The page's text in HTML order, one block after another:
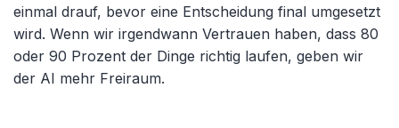
einmal drauf, bevor eine Entscheidung final umgesetzt
wird. Wenn wir irgendwann Vertrauen haben, dass 80
oder 90 Prozent der Dinge richtig laufen, geben wir
der AI mehr Freiraum.